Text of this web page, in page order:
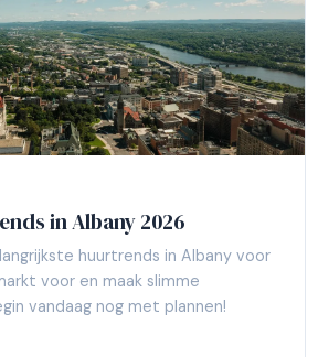
in Albany 2026
huurtrends in Albany voor
voor en maak slimme
vandaag nog met plannen!